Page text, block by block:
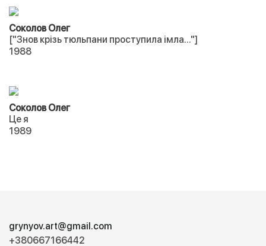
Соколов Олег
["Знов крізь тюльпани проступила імла..."]
1988
Соколов Олег
Це я
1989
grynyov.art@gmail.com
+380667166442